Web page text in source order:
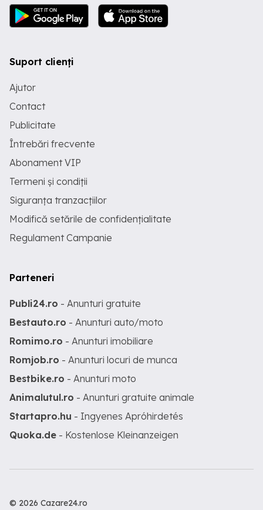
Suport clienți
Ajutor
Contact
Publicitate
Întrebări frecvente
Abonament VIP
Termeni și condiții
Siguranța tranzacțiilor
Modifică setările de confidențialitate
Regulament Campanie
Parteneri
Publi24.ro - Anunturi gratuite
Bestauto.ro - Anunturi auto/moto
Romimo.ro - Anunturi imobiliare
Romjob.ro - Anunturi locuri de munca
Bestbike.ro - Anunturi moto
Animalutul.ro - Anunturi gratuite animale
Startapro.hu - Ingyenes Apróhirdetés
Quoka.de - Kostenlose Kleinanzeigen
© 2026 Cazare24.ro